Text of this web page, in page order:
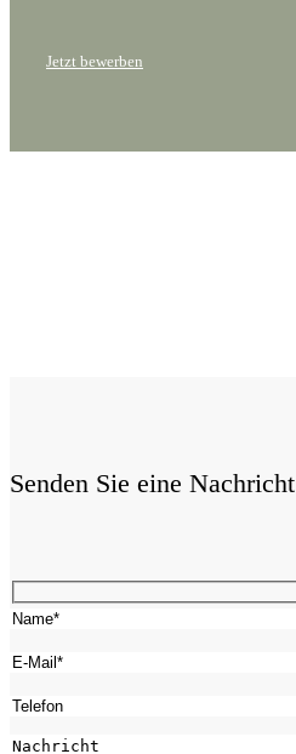
Jetzt bewerben
Senden Sie eine Nachricht